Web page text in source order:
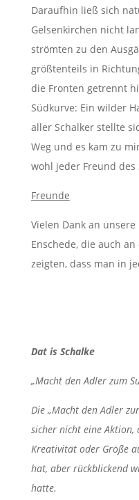
Daraufhin ließ sich
Gelsenkirchen nicht
strömten zu den
größtenteils in
die Fronten getrennt
Südkurve: Ein wilder
aller Schalker stellte
Weg und es kam zu
wohl jeder Freund des
Freunde
Vielen Dank an
Enschede, die auch
zeigten, dass man in
Dat is Schalke
„Macht den Adler zum
Die „Macht den Adler
sicher nicht eine
Kreativität oder Größe
hat, aber rückblickend
hatte.